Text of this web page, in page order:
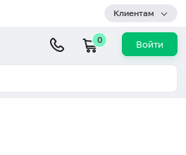
Клиентам
0 Войти